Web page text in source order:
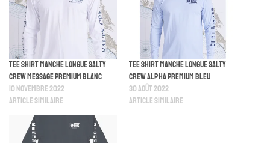
Tee Shirt Manche Longue Salty
Crew Message Premium Blanc
10 novembre 2022
Article similaire
Tee Shirt Manche Longue Salty
Crew Alpha Premium Bleu
30 août 2022
Article similaire